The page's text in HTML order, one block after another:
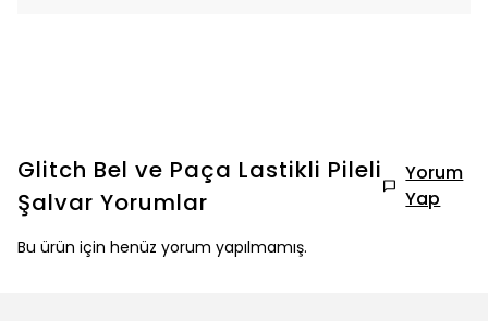
Glitch Bel ve Paça Lastikli Pileli
Şalvar Yorumlar
Yorum
Yap
Bu ürün için henüz yorum yapılmamış.